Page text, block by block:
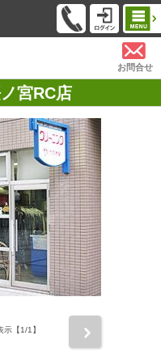
お問合せ
宮RC店
示【1/1】